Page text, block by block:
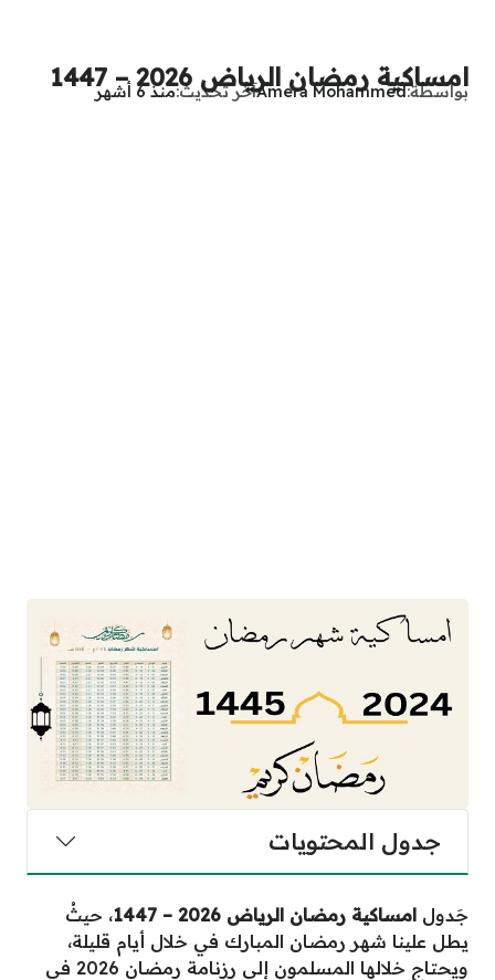
امساكية رمضان الرياض 2026 – 1447
بواسطةAmera Mohammedآخر تحديث منذ 6 أشهر
جدول المحتويات
جَدول امساكية رمضان الرياض 2026 – 1447
، حيثُ
يطل علينا شهر رمضان المبارك في خلال أيام قليلة،
ويحتاج خلالها المسلمون إلى رزنامة رمضان 2026 في